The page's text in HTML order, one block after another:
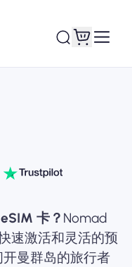
卡？ Nomad
速激活和灵活的预
曼群岛的旅行者